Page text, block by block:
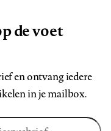
de voet
en ontvang iedere
in je mailbox.